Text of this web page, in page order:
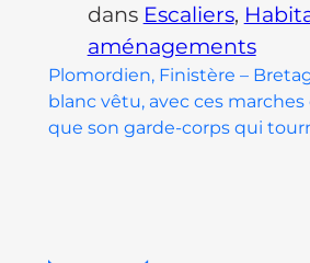
dans Escaliers,
aménagements
Plomordien, Finistère –
blanc vêtu, avec ces
que son garde-corps qui